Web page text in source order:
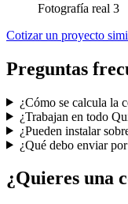
Fotografía real 3
Cotizar un proyecto
Preguntas
¿Cómo se calcula la
¿Trabajan en todo
¿Pueden instalar
¿Qué debo enviar
¿Quieres una